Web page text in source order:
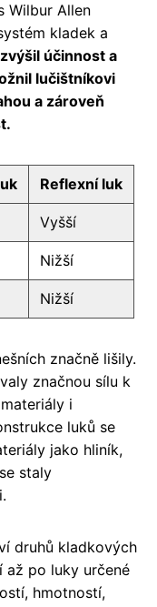
Wilbur Allen
kladek a
účinnost a
lučištníkovi
a zároveň
Reflexní luk
Vyšší
Nižší
Nižší
značně lišily.
značnou sílu k
i
luků se
jako hliník,
staly
druhů kladkových
až po luky určené
hmotností,